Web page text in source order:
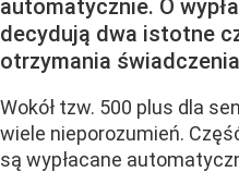
automatycznie. O
decydują dwa istotne
otrzymania świadczenia
Wokół tzw. 500 plus dla
wiele nieporozumień.
są wypłacane